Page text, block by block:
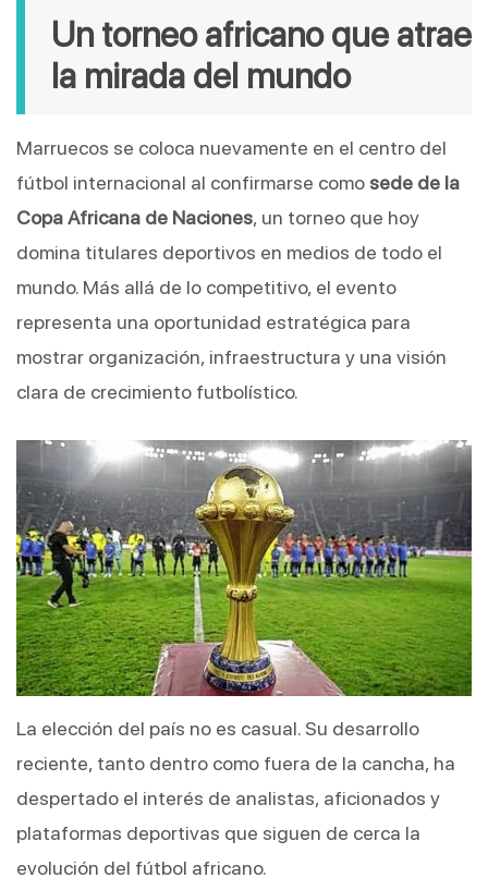
Un torneo africano que atrae
la mirada del mundo
Marruecos se coloca nuevamente en el centro del
fútbol internacional al confirmarse como sede de la
Copa Africana de Naciones, un torneo que hoy
domina titulares deportivos en medios de todo el
mundo. Más allá de lo competitivo, el evento
representa una oportunidad estratégica para
mostrar organización, infraestructura y una visión
clara de crecimiento futbolístico.
La elección del país no es casual. Su desarrollo
reciente, tanto dentro como fuera de la cancha, ha
despertado el interés de analistas, aficionados y
plataformas deportivas que siguen de cerca la
evolución del fútbol africano.